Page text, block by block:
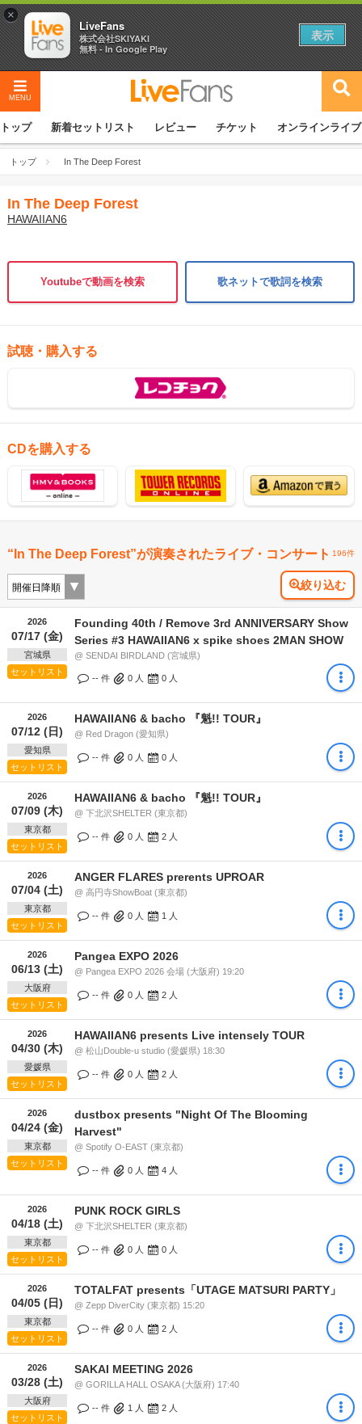
MENU
トップ 新着セットリスト レビュー チケット オンラインライブ
トップ In The Deep Forest
In The Deep Forest
HAWAIIAN6
Youtubeで動画を検索 歌ネットで歌詞を検索
試聴・購入する
CDを購入する
“In The Deep Forest”が演奏されたライブ・コンサート 196件
絞り込む
2026
07/17 (金)
宮城県
セットリスト
Founding 40th / Remove 3rd ANNIVERSARY Show
Series #3 HAWAIIAN6 x spike shoes 2MAN SHOW
@ SENDAI BIRDLAND (宮城県)
-- 件 0 人 0 人
2026
07/12 (日)
愛知県
セットリスト
HAWAIIAN6 & bacho 『魁!! TOUR』
@ Red Dragon (愛知県)
-- 件 0 人 0 人
2026
07/09 (木)
東京都
セットリスト
HAWAIIAN6 & bacho 『魁!! TOUR』
@ 下北沢SHELTER (東京都)
-- 件 0 人 2 人
2026
07/04 (土)
東京都
セットリスト
ANGER FLARES prerents UPROAR
@ 高円寺ShowBoat (東京都)
-- 件 0 人 1 人
2026
06/13 (土)
大阪府
セットリスト
Pangea EXPO 2026
@ Pangea EXPO 2026 会場 (大阪府) 19:20
-- 件 0 人 2 人
2026
04/30 (木)
愛媛県
セットリスト
HAWAIIAN6 presents Live intensely TOUR
@ 松山Double-u studio (愛媛県) 18:30
-- 件 0 人 2 人
2026
04/24 (金)
東京都
セットリスト
dustbox presents "Night Of The Blooming
Harvest"
@ Spotify O-EAST (東京都)
-- 件 0 人 4 人
2026
04/18 (土)
東京都
セットリスト
PUNK ROCK GIRLS
@ 下北沢SHELTER (東京都)
-- 件 0 人 0 人
2026
04/05 (日)
東京都
セットリスト
TOTALFAT presents「UTAGE MATSURI PARTY」
@ Zepp DiverCity (東京都) 15:20
-- 件 0 人 2 人
2026
03/28 (土)
大阪府
セットリスト
SAKAI MEETING 2026
@ GORILLA HALL OSAKA (大阪府) 17:40
-- 件 1 人 2 人
×
LiveFans
株式会社SKIYAKI
無料 - In Google Play
表示